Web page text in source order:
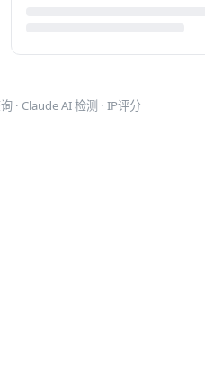
· Claude AI 检测 · IP评分